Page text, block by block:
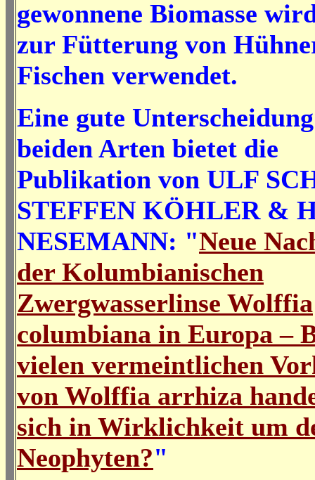
gewonnene Biomasse
zur Fütterung von
Fischen verwendet.
Eine gute
beiden Arten bietet die
Publikation von ULF
STEFFEN KÖHLER &
NESEMANN: "Neue
der Kolumbianischen
Zwergwasserlinse Wolffia
columbiana in Europa –
vielen vermeintlichen
von Wolffia arrhiza
sich in Wirklichkeit um
Neophyten?"